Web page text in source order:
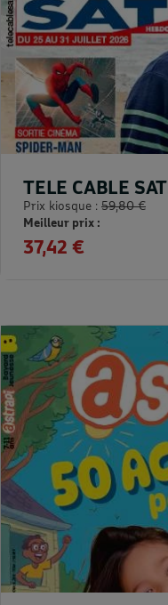
TELE CABLE SAT
Prix kiosque : 59,80 €
Meilleur prix :
37,42 €